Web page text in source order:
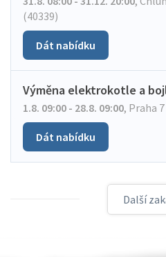
(40339)
Dát nabídku
Výměna elektrokotle a
1.8. 09:00 - 28.8. 09:00, Praha
Dát nabídku
Další